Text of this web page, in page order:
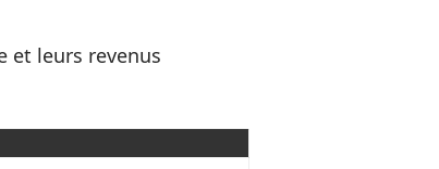
et leurs revenus